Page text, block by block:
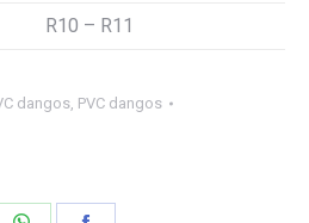
R10 – R11
dangos, PVC dangos